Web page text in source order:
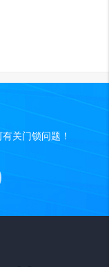
关门锁问题！